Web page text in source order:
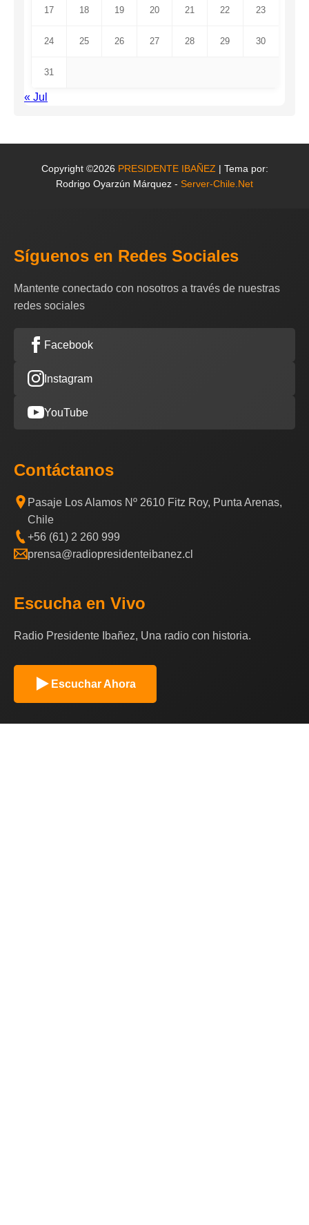
17 18 19 20 21 22 23
24 25 26 27 28 29 30
31
« Jul
Copyright ©2026 PRESIDENTE IBAÑEZ | Tema por:
Rodrigo Oyarzún Márquez - Server-Chile.Net
Síguenos en Redes Sociales
Mantente conectado con nosotros a través de nuestras
redes sociales
Facebook
Instagram
YouTube
Contáctanos
Pasaje Los Alamos Nº 2610 Fitz Roy, Punta Arenas,
Chile
+56 (61) 2 260 999
prensa@radiopresidenteibanez.cl
Escucha en Vivo
Radio Presidente Ibañez, Una radio con historia.
Escuchar Ahora